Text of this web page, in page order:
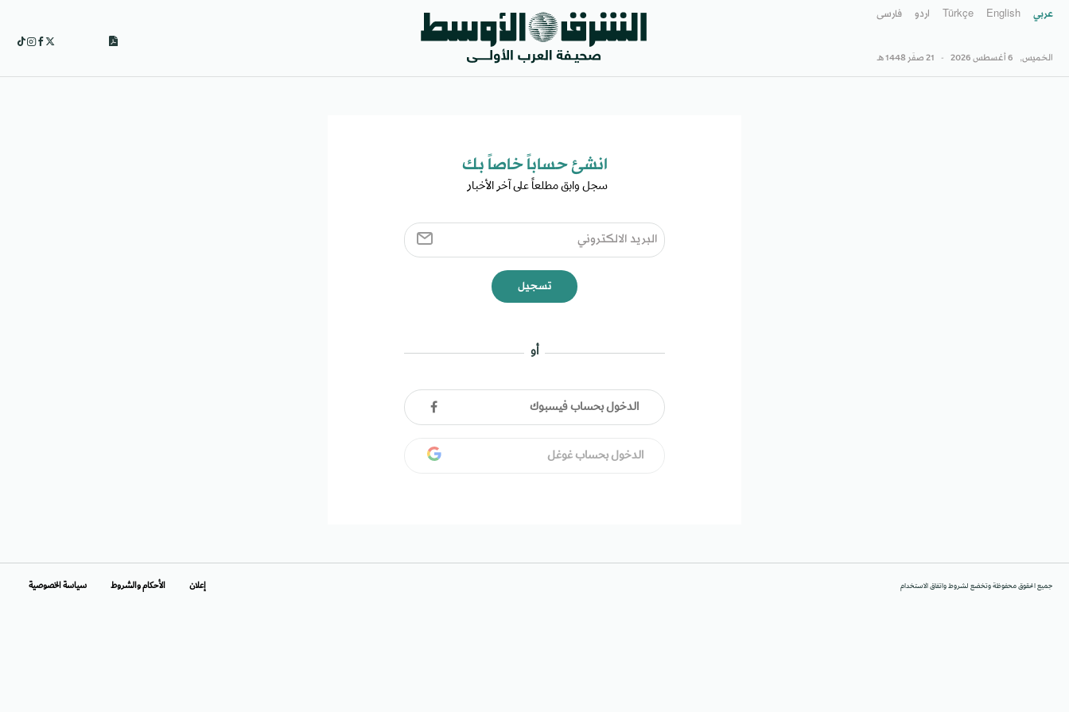
عربي English
Türkçe اردو فارسى
الخميس, 6 أغسطس 2026 - 21 صفَر 1448 هـ
انشئ حساباً خاصاً بك​
سجل وابق مطلعاً على آخر الأخبار ​
تسجيل
أو
الدخول بحساب فيسبوك
الدخول بحساب غوغل
جميع الحقوق محفوظة وتخضع لشروط واتفاق الاستخدام إعلان الأحكام والشروط سياسة الخصوصية